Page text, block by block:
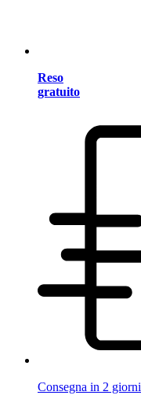
Reso
gratuito
Consegna in 2 giorni